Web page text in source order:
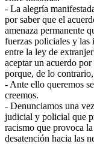
- La alegría
por saber que el
amenaza permanente
fuerzas policiales y las
entre la ley de
aceptar un acuerdo
porque, de lo
- Ante ello queremos
creemos.
- Denunciamos una
judicial y policial que
racismo que provoca
desatención hacia las